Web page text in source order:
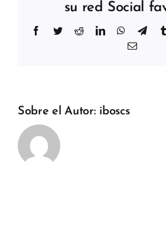
su red Social
Facebook
TwitterRedditLinkedInWhatsApp
Correo
Sobre el Autor: iboscs